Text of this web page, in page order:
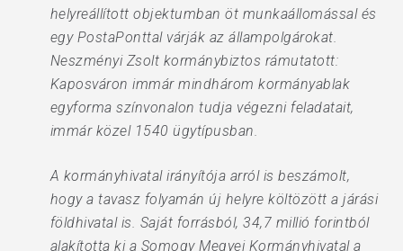
helyreállított objektumban öt munkaállomással és
egy PostaPonttal várják az állampolgárokat.
Neszményi Zsolt kormánybiztos rámutatott:
Kaposváron immár mindhárom kormányablak
egyforma színvonalon tudja végezni feladatait,
immár közel 1540 ügytípusban.
A kormányhivatal irányítója arról is beszámolt,
hogy a tavasz folyamán új helyre költözött a járási
földhivatal is. Saját forrásból, 34,7 millió forintból
alakította ki a Somogy Megyei Kormányhivatal a